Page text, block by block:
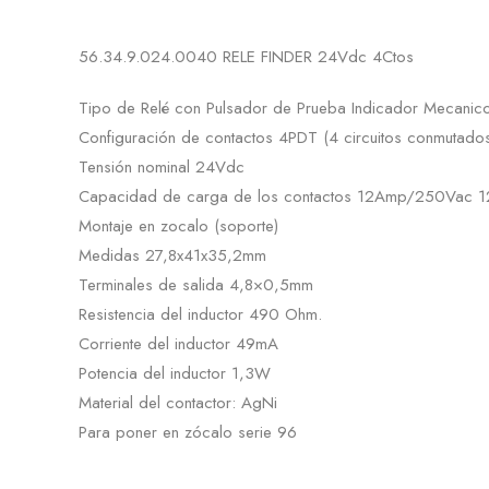
56.34.9.024.0040 RELE FINDER 24Vdc 4Ctos
Tipo de Relé con Pulsador de Prueba Indicador
Configuración de contactos 4PDT (4 circuitos
Tensión nominal 24Vdc
Capacidad de carga de los contactos 12Amp/250Vac
Montaje en zocalo (soporte)
Medidas 27,8x41x35,2mm
Terminales de salida 4,8×0,5mm
Resistencia del inductor 490 Ohm.
Corriente del inductor 49mA
Potencia del inductor 1,3W
Material del contactor: AgNi
Para poner en zócalo serie 96